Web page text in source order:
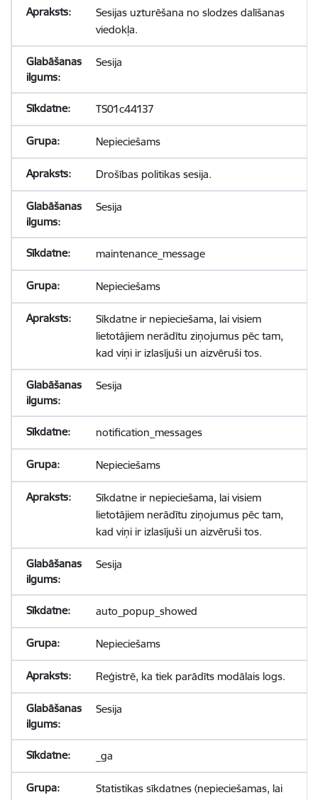
Sesijas uzturēšana no slodzes dalīšanas
viedokļa.
Sesija
TS01c44137
Nepieciešams
Drošības politikas sesija.
Sesija
maintenance_message
Nepieciešams
Sīkdatne ir nepieciešama, lai visiem
lietotājiem nerādītu ziņojumus pēc tam,
kad viņi ir izlasījuši un aizvēruši tos.
Sesija
notification_messages
Nepieciešams
Sīkdatne ir nepieciešama, lai visiem
lietotājiem nerādītu ziņojumus pēc tam,
kad viņi ir izlasījuši un aizvēruši tos.
Sesija
auto_popup_showed
Nepieciešams
Reģistrē, ka tiek parādīts modālais logs.
Sesija
_ga
Statistikas sīkdatnes (nepieciešamas, lai